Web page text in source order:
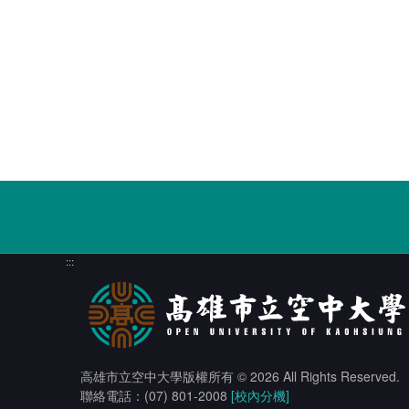
:::
高雄市立空中大學版權所有 © 2026 All Rights Reserved.
聯絡電話：(07) 801-2008 [校內分機]